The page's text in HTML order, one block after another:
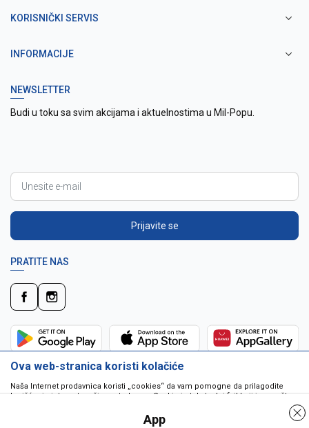
KORISNIČKI SERVIS
INFORMACIJE
NEWSLETTER
Budi u toku sa svim akcijama i aktuelnostima u Mil-Popu.
Prijavite se
PRATITE NAS
Ova web-stranica koristi kolačiće
Naša Internet prodavnica koristi „cookies“ da vam pomogne da prilagodite
korišćenje interneta vašim potrebama. Cookie je tekstualni fajl koji je smešten
da pokrenu program ili da isporuče virus vašem računaru. Cookie-i su
jedinstveno dodeljeni vama, i jedino mogu biti pročitani od strane web servera
App